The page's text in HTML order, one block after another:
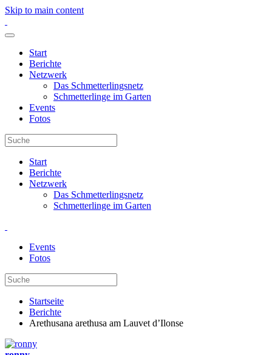
Skip to main content
Start
Berichte
Netzwerk
Das Schmetterlingsnetz
Schmetterlinge im Garten
Events
Fotos
Start
Berichte
Netzwerk
Das Schmetterlingsnetz
Schmetterlinge im Garten
Events
Fotos
Startseite
Berichte
Arethusana arethusa am Lauvet d’Ilonse